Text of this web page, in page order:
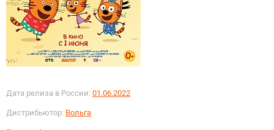
Дата релиза в России: 01.06.2022
Дистрибьютор: Вольга